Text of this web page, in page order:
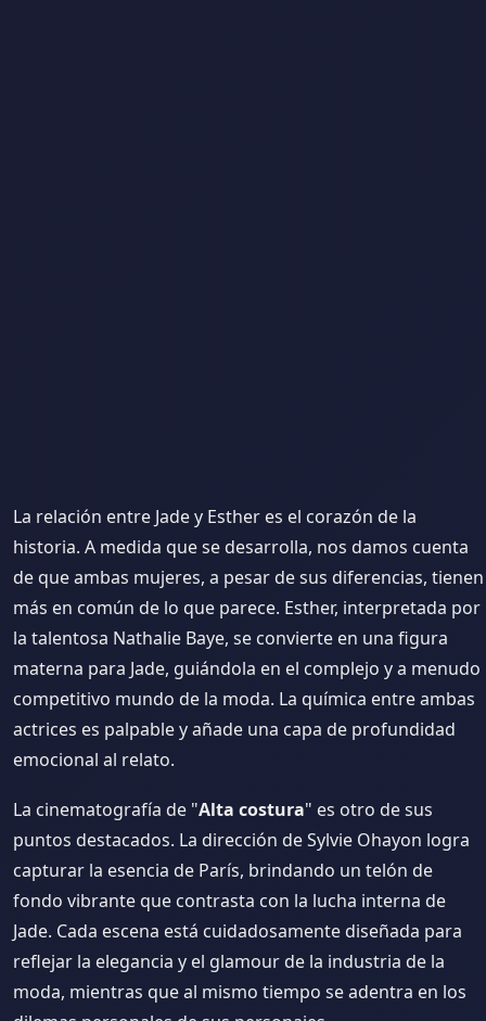
La relación entre Jade y Esther es el corazón de la
historia. A medida que se desarrolla, nos damos cuenta
de que ambas mujeres, a pesar de sus diferencias, tienen
más en común de lo que parece. Esther, interpretada por
la talentosa Nathalie Baye, se convierte en una figura
materna para Jade, guiándola en el complejo y a menudo
competitivo mundo de la moda. La química entre ambas
actrices es palpable y añade una capa de profundidad
emocional al relato.
La cinematografía de "Alta costura" es otro de sus
puntos destacados. La dirección de Sylvie Ohayon logra
capturar la esencia de París, brindando un telón de
fondo vibrante que contrasta con la lucha interna de
Jade. Cada escena está cuidadosamente diseñada para
reflejar la elegancia y el glamour de la industria de la
moda, mientras que al mismo tiempo se adentra en los